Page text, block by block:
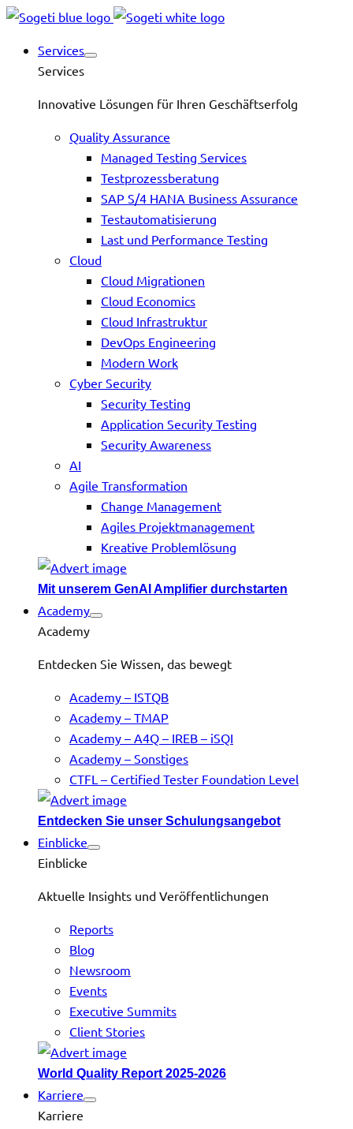
Services
Services
Innovative Lösungen für Ihren Geschäftserfolg
Quality Assurance
Managed Testing Services
Testprozessberatung
SAP S/4 HANA Business Assurance
Testautomatisierung
Last und Performance Testing
Cloud
Cloud Migrationen
Cloud Economics
Cloud Infrastruktur
DevOps Engineering
Modern Work
Cyber Security
Security Testing
Application Security Testing
Security Awareness
AI
Agile Transformation
Change Management
Agiles Projektmanagement
Kreative Problemlösung
Mit unserem GenAI Amplifier durchstarten
Academy
Academy
Entdecken Sie Wissen, das bewegt
Academy – ISTQB
Academy – TMAP
Academy – A4Q – IREB – iSQI
Academy – Sonstiges
CTFL – Certified Tester Foundation Level
Entdecken Sie unser Schulungsangebot
Einblicke
Einblicke
Aktuelle Insights und Veröffentlichungen
Reports
Blog
Newsroom
Events
Executive Summits
Client Stories
World Quality Report 2025-2026
Karriere
Karriere